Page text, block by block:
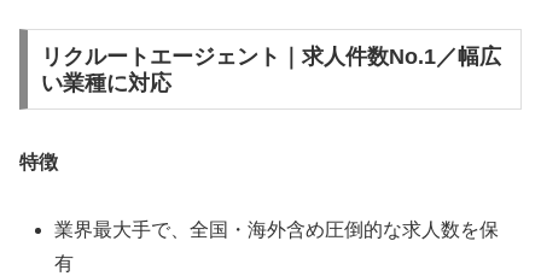
リクルートエージェント｜求人件数No.1／幅広
い業種に対応
特徴
業界最大手で、全国・海外含め圧倒的な求人数を保
有